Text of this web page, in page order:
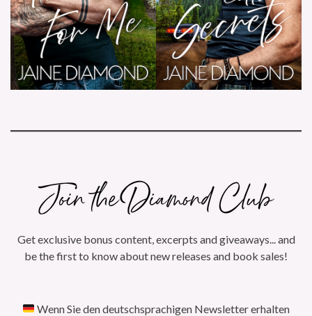
Get exclusive bonus content, excerpts and giveaways... and
be the first to know about new releases and book sales!
Wenn Sie den deutschsprachigen Newsletter erhalten